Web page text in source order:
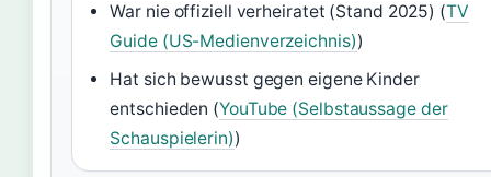
War nie offiziell verheiratet (Stand 2025) (TV
Guide (US-Medienverzeichnis))
Hat sich bewusst gegen eigene Kinder
entschieden (YouTube (Selbstaussage der
Schauspielerin))